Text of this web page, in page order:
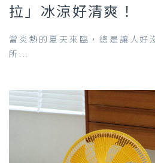
拉」冰涼好清爽！
當炎熱的夏天來臨，總是讓人好
所...